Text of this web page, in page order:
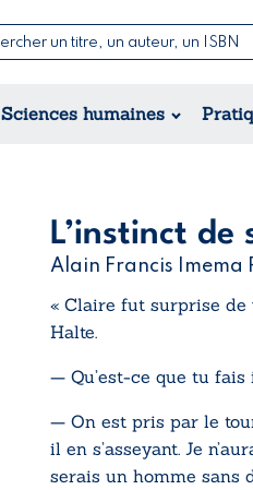
Sciences humaines
Romance
Jeunesse
L’instinct de
Alain Francis Imema
« Claire fut surprise de
Halte.
— Qu’est-ce que tu
— On est pris par le
il en s’asseyant. Je
serais un homme sans